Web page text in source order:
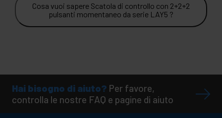
Cosa vuoi sapere Scatola di controllo con 2+2+2
pulsanti momentaneo da serie LAY5 ?
Hai bisogno di aiuto? Per favore,
controlla le nostre FAQ e pagine di aiuto